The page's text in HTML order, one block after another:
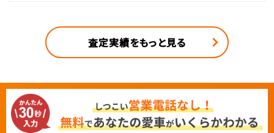
査定実績をもっと見る